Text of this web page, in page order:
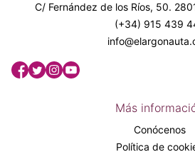
C/ Fernández de los Ríos, 50.
(+34) 915 439
Más
Conócenos
Política de